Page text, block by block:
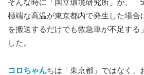
そんな時に「国立環境研究所」が、「
極端な高温が東京都内で発生した場合
を搬送するだけでも救急車が不足する
した。
コロちゃんちは「東京都」ではなく、